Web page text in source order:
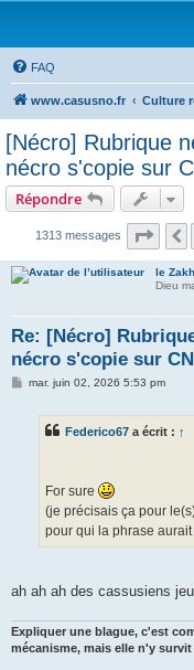
FAQ
www.casusno.fr Culture
[Nécro] Rubrique
nécro s'copie sur
Répondre
1313 messages Page
le
Dieu
Re: [Nécro]
nécro s'copie sur
Mmar. juin 02, 2026 5:53 pm
Federico67 a écrit : ↑
For sure
(je précisais ça pour
pour qui la phrase
ah ah ah des cassusiens
Expliquer une blague, c'est
mécanisme, mais elle n'y survit